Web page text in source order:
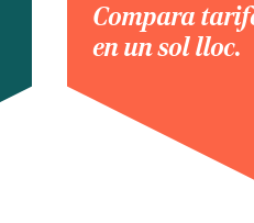
Compara
en un sol lloc.